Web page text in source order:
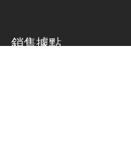
銷售據點